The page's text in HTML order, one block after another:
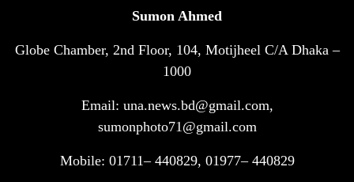
সরকারি ৩শ কেজি বই বিক্রির অভিযোগ
মাদ্রাসা সুপারের বিরুদ্ধে
গাড়ি বিক্রির পর মালিকানা পরিবর্তনে কঠোর
Sumon Ahmed
Globe Chamber, 2nd Floor, 104, Motijheel C/A Dhaka –
1000
Email: una.news.bd@gmail.com,
sumonphoto71@gmail.com
Mobile: 01711– 440829, 01977– 440829